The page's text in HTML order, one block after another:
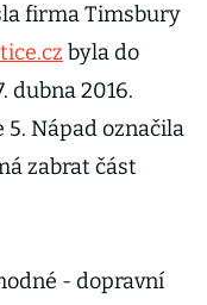
firma Timsbury
byla do
dubna 2016.
Nápad označila
zabrat část
- dopravní